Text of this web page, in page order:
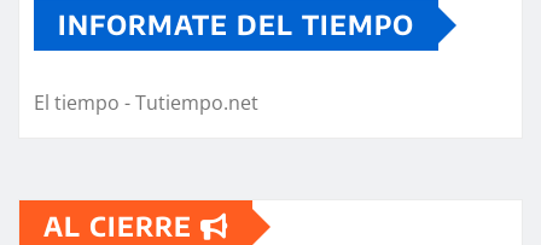
INFORMATE DEL TIEMPO
El tiempo - Tutiempo.net
AL CIERRE